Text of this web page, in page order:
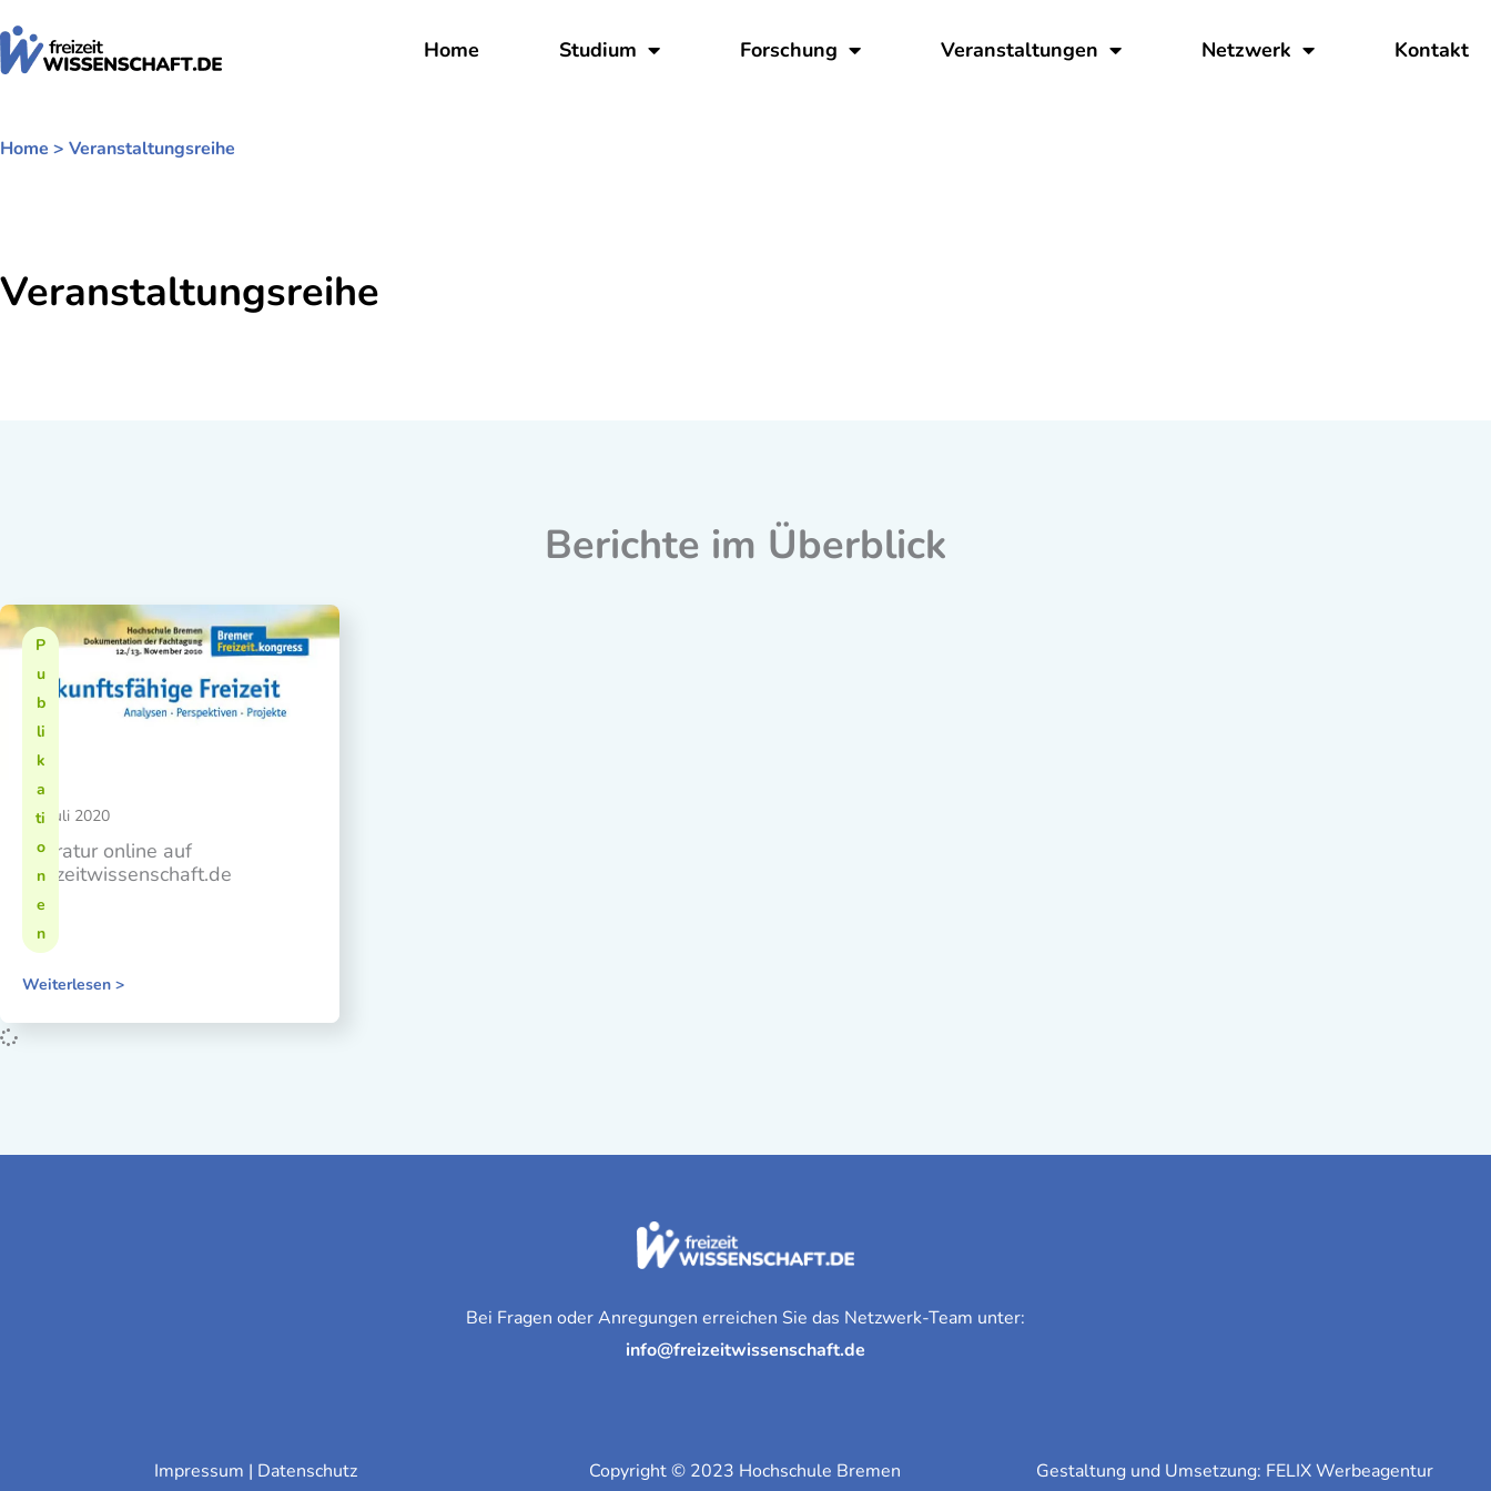
Inhalt
springen
Home Studium Forschung Veranstaltungen Netzwerk Kontakt
Home > Veranstaltungsreihe
Veranstaltungsreihe
Berichte im Überblick
P
u
b
li
k
a
ti
o
n
e
n
30. Juli 2020
Literatur online auf
Freizeitwissenschaft.de
Weiterlesen >
Bei Fragen oder Anregungen erreichen Sie das Netzwerk-Team unter:
info@freizeitwissenschaft.de
Impressum | Datenschutz Copyright © 2023 Hochschule Bremen Gestaltung und Umsetzung: FELIX Werbeagentur